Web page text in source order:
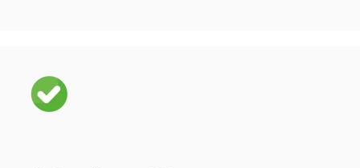
Bild